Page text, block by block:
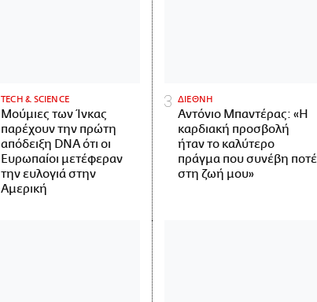
ΤECH & SCIENCE
Μούμιες των Ίνκας
παρέχουν την πρώτη
απόδειξη DNA ότι οι
Ευρωπαίοι μετέφεραν
την ευλογιά στην
Αμερική
ΔΙΕΘΝΗ
Αντόνιο Μπαντέρας: «Η
καρδιακή προσβολή
ήταν το καλύτερο
πράγμα που συνέβη ποτέ
στη ζωή μου»